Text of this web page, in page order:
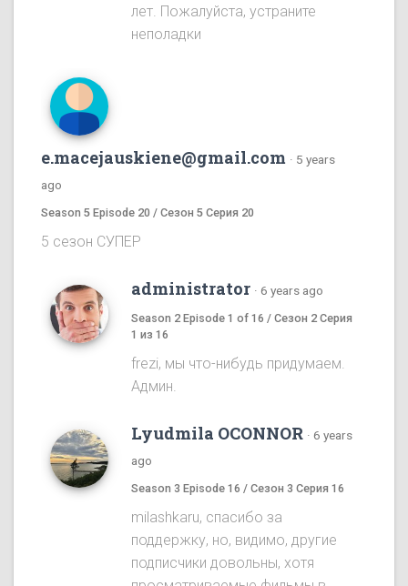
лет. Пожалуйста, устраните
неполадки
e.macejauskiene@gmail.com · 5 years
ago
Season 5 Episode 20 / Сезон 5 Серия 20
5 сезон СУПЕР
administrator · 6 years ago
Season 2 Episode 1 of 16 / Сезон 2 Серия
1 из 16
frezi, мы что-нибудь придумаем.
Админ.
Lyudmila OCONNOR · 6 years
ago
Season 3 Episode 16 / Сезон 3 Серия 16
milashkaru, спасибо за
поддержку, но, видимо, другие
подписчики довольны, хотя